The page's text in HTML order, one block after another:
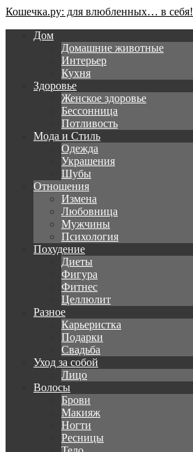
Кошечка.ру: для влюбленных… в себя!
Дом
Домашние животные
Интерьер
Кухня
Здоровье
Женское здоровье
Бессонница
Потливость
Мода и Стиль
Одежда
Украшения
Шубы
Отношения
Измена
Любовница
Мужчины
Психология
Похудение
Диеты
Фигура
Фитнес
Целлюлит
Разное
Карьеристка
Подарки
Свадьба
Уход за собой
Лицо
Волосы
Брови
Макияж
Ногти
Ресницы